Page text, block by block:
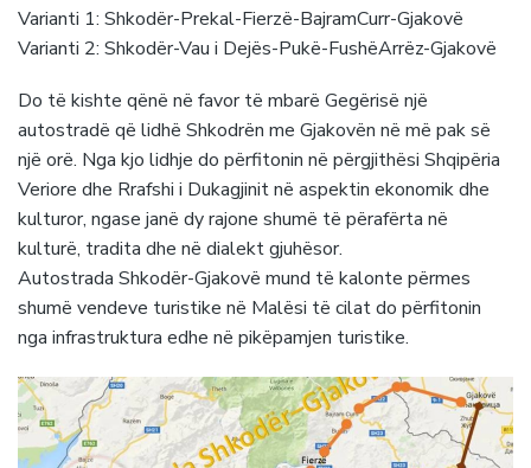
Varianti 1: Shkodër-Prekal-Fierzë-BajramCurr-Gjakovë
Varianti 2: Shkodër-Vau i Dejës-Pukë-FushëArrëz-Gjakovë
Do të kishte qënë në favor të mbarë Gegërisë një
autostradë që lidhë Shkodrën me Gjakovën në më pak së
një orë. Nga kjo lidhje do përfitonin në përgjithësi Shqipëria
Veriore dhe Rrafshi i Dukagjinit në aspektin ekonomik dhe
kulturor, ngase janë dy rajone shumë të përafërta në
kulturë, tradita dhe në dialekt gjuhësor.
Autostrada Shkodër-Gjakovë mund të kalonte përmes
shumë vendeve turistike në Malësi të cilat do përfitonin
nga infrastruktura edhe në pikëpamjen turistike.